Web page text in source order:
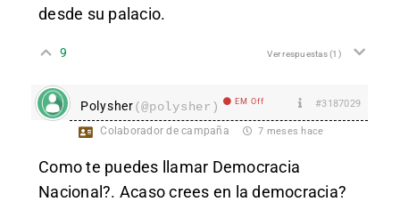
desde su palacio.
9 Ver respuestas(1)
Polysher(@polysher) EM Off #3187029
Colaborador de campaña 7 meses hace
Como te puedes llamar Democracia
Nacional?. Acaso crees en la democracia?